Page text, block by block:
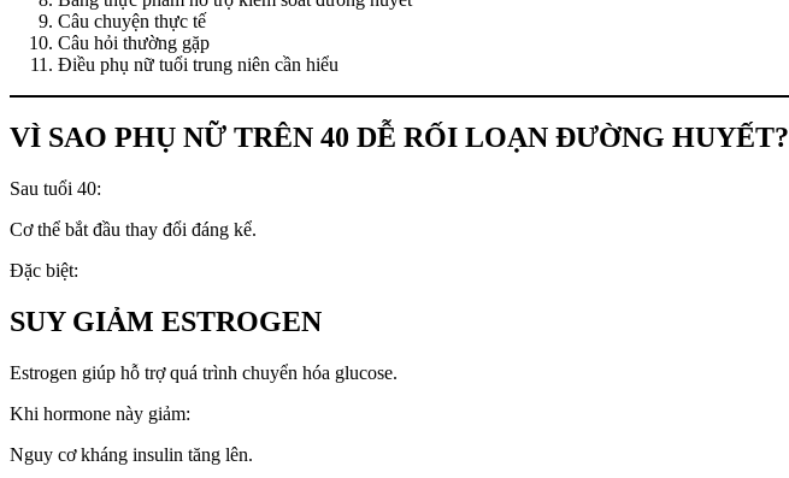
Câu chuyện thực tế
Câu hỏi thường gặp
Điều phụ nữ tuổi trung niên cần hiểu
VÌ SAO PHỤ NỮ TRÊN 40 DỄ RỐI LOẠN ĐƯỜNG HUYẾT?
Sau tuổi 40:
Cơ thể bắt đầu thay đổi đáng kể.
Đặc biệt:
SUY GIẢM ESTROGEN
Estrogen giúp hỗ trợ quá trình chuyển hóa glucose.
Khi hormone này giảm:
Nguy cơ kháng insulin tăng lên.